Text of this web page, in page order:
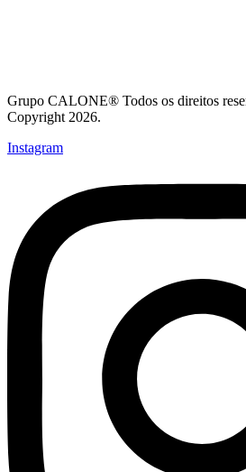
Grupo CALONE® Todos os direitos
Copyright 2026.
Instagram